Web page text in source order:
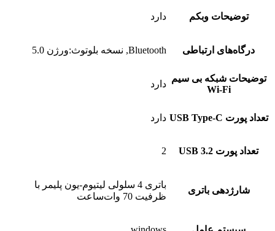
توضیحات وبکم دارد
درگاه‌های ارتباطی Bluetooth, نسخه بلوتوث:ورژن 5.0
توضیحات شبکه بی سیم
Wi-Fi
دارد
تعداد پورت USB Type-C دارد
تعداد پورت USB 3.2 2
شارژدهی باتری
باتری 4 سلولی لیتیوم-یون پلیمر با
ظرفیت 70 وات‌ساعت